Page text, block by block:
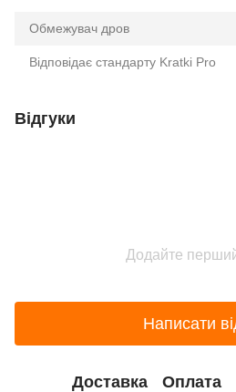
Обмежувач дров
Відповідає стандарту Kratki Pro
Відгуки
Додайте перший
Написати
Доставка Оплата